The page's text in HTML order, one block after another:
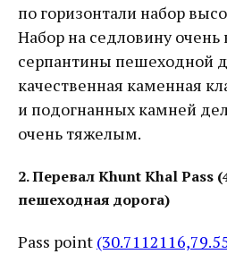
по горизонтали набор
Набор на седловину
серпантины пешеходной
качественная каменная
и подогнанных камней
очень тяжелым.
2. Перевал Khunt Khal Pass
пешеходная дорога)
Pass point